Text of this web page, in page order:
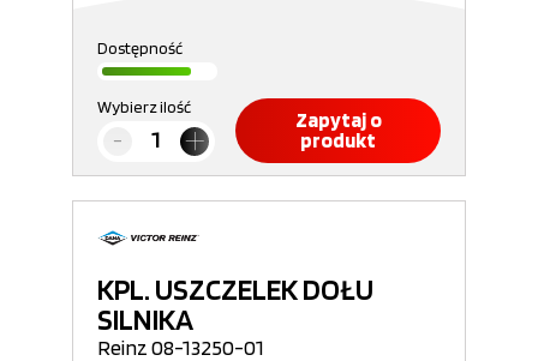
Dostępność
Wybierz ilość
Zapytaj o
produkt
KPL. USZCZELEK DOŁU
SILNIKA
Reinz 08-13250-01